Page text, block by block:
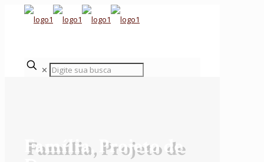
✕
Família, Projeto de